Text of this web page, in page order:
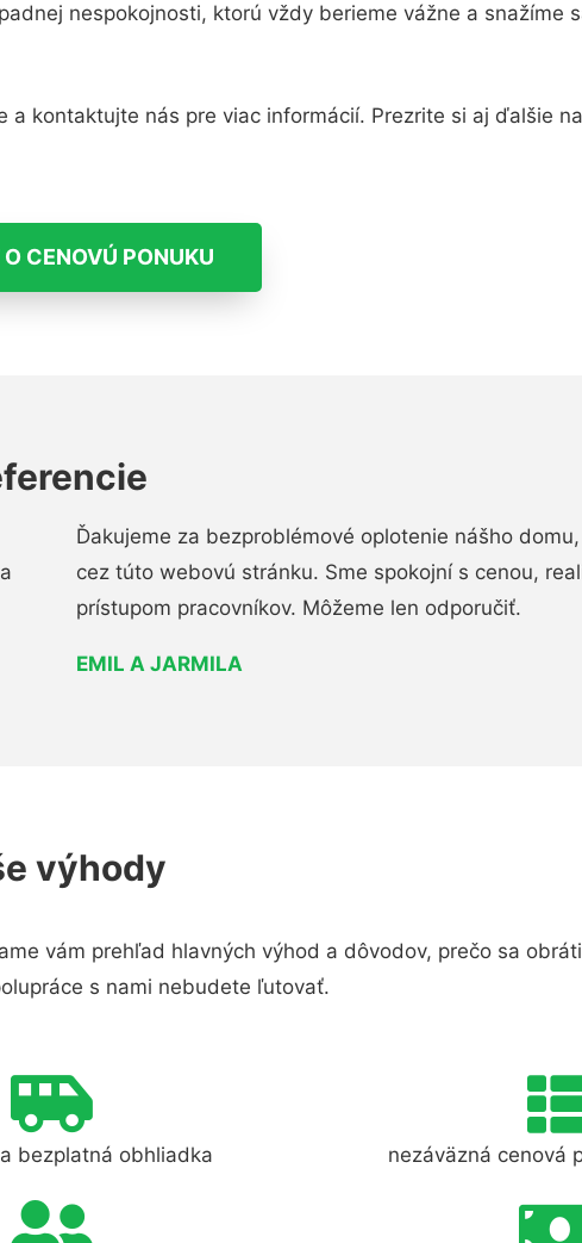
nespokojnosti, ktorú vždy berieme vážne a snažíme
kontaktujte nás pre viac informácií. Prezrite si aj ďalšie
CENOVÚ PONUKU
Ďakujeme za bezproblémové oplotenie nášho
cez túto webovú stránku. Sme spokojní s cenou,
prístupom pracovníkov. Môžeme len odporučiť.
EMIL A JARMILA
výhody
vám prehľad hlavných výhod a dôvodov, prečo sa
s nami nebudete ľutovať.
bezplatná obhliadka nezáväzná cenová